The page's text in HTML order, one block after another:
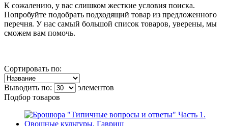
К сожалению, у вас слишком жесткие условия поиска.
Попробуйте подобрать подходящий товар из предложенного
перечня. У нас самый большой список товаров, уверены, мы
сможем вам помочь.
Сортировать по:
Выводить по:
элементов
Подбор товаров